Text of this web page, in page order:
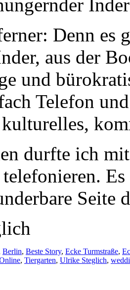
Denn es
aus der
und
Telefon
durfte ich
Seite
Berlin, Beste Story, Ecke Turmstraße,
, Tiergarten, Ulrike Steglich,